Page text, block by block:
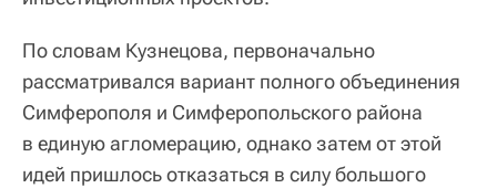
По словам Кузнецова, первоначально
рассматривался вариант полного объединения
Симферополя и Симферопольского района
в единую агломерацию, однако затем от этой
идей пришлось отказаться в силу большого